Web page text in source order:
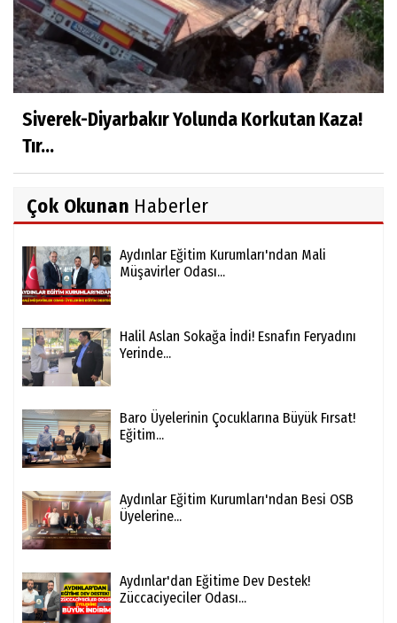
Siverek-Diyarbakır Yolunda Korkutan Kaza!
Tır...
Çok Okunan Haberler
Aydınlar Eğitim Kurumları'ndan Mali
Müşavirler Odası...
Halil Aslan Sokağa İndi! Esnafın Feryadını
Yerinde...
Baro Üyelerinin Çocuklarına Büyük Fırsat!
Eğitim...
Aydınlar Eğitim Kurumları'ndan Besi OSB
Üyelerine...
Aydınlar'dan Eğitime Dev Destek!
Züccaciyeciler Odası...